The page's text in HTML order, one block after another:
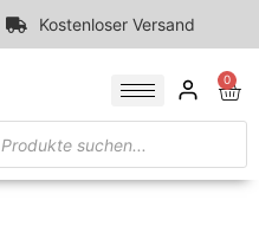
Kostenloser Versand
0